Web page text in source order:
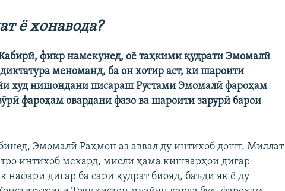
ё хонавода?
фикр намекунед, оё таҳкими қудрати Эмомалӣ
меноманд, ба он хотир аст, ки шароити
худ нишондани писараш Рустами Эмомалӣ фароҳам
фароҳам овардани фазо ва шароити зарурӣ барои
Эмомалӣ Раҳмон аз аввал ду интихоб дошт. Миллат
интихоб мекард, мисли ҳама кишварҳои дигар
нафари дигар ба сари қудрат биояд, баъди як ё ду